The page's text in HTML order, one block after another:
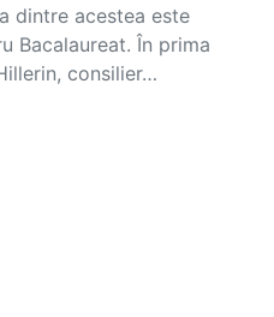
dintre acestea este
Bacalaureat. În prima
consilier…